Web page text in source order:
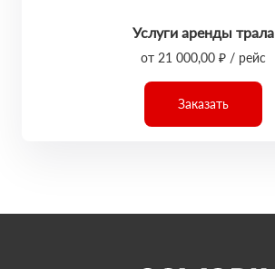
Услуги аренды трала
от 21 000,00 ₽ / рейс
Заказать